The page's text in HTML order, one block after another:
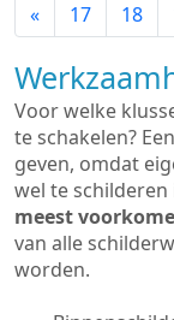
« 17 18
Voor welke
te schakelen?
geven, omdat
wel te schilderen
meest
van alle
worden.